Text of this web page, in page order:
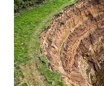
WN
NATUNA
WN
BINTAN